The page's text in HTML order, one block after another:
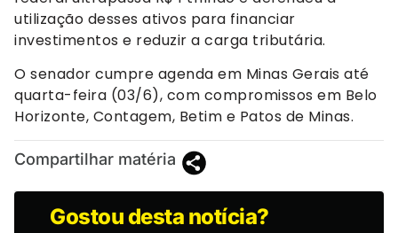
utilização desses ativos para financiar
investimentos e reduzir a carga tributária.
O senador cumpre agenda em Minas Gerais até
quarta-feira (03/6), com compromissos em Belo
Horizonte, Contagem, Betim e Patos de Minas.
Compartilhar matéria
Gostou desta notícia?